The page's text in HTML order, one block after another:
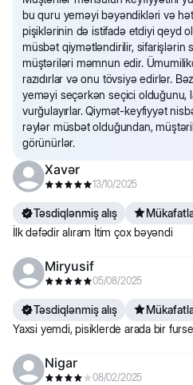
bu quru yeməyi bəyəndikləri və
pişiklərinin də istifadə etdiyi qeyd
müsbət qiymətləndirilir, sifarişlərin
müştəriləri məmnun edir.
razıdırlar və onu tövsiyə edirlər.
yeməyi seçərkən seçici olduğunu,
vurğulayırlar. Qiymət-keyfiyyət
rəylər müsbət olduğundan,
görünürlər.
Xavər
13/10/2025
Təsdiqlənmiş alış
İlk dəfədir alıram İtim çox bəyəndi
Miryusif
05/08/2025
Təsdiqlənmiş alış
Yaxsi yemdi, pisiklerde arada bir
Nigar
08/02/2025